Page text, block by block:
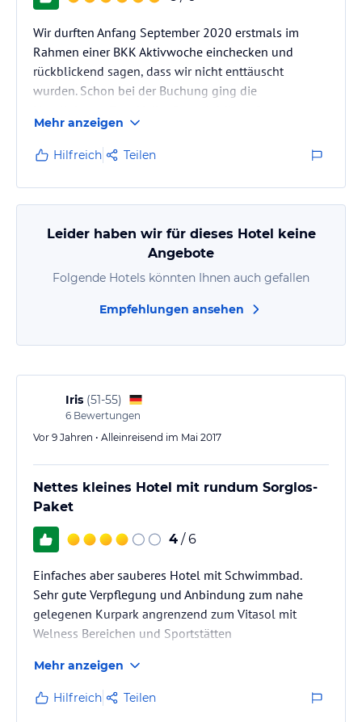
Wir durften Anfang September 2020 erstmals im
Rahmen einer BKK Aktivwoche einchecken und
rückblickend sagen, dass wir nicht enttäuscht
wurden. Schon bei der Buchung ging die
Fragen und Wünsche ein und bewies auch während
des Aufenthaltes eine souveräne Hotelführung.
Dieses Haus wird sehr gastfreundlich mit sauberen
Zimmern und einem umfangreichen Frühstücks-und
Abendbufett geführt, welches keine Wünsche offen
lässt. Wir würden jederzeit wieder bei einem
Mehr anzeigen
Hilfreich Teilen
Leider haben wir für dieses Hotel keine
Angebote
Folgende Hotels könnten Ihnen auch gefallen
Empfehlungen ansehen
Iris (51-55)
6 Bewertungen
Vor 9 Jahren • Alleinreisend im Mai 2017
Nettes kleines Hotel mit rundum Sorglos-
Paket
4 / 6
Einfaches aber sauberes Hotel mit Schwimmbad.
Sehr gute Verpflegung und Anbindung zum nahe
gelegenen Kurpark angrenzend zum Vitasol mit
Welness Bereichen und Sportstätten
Mehr anzeigen
Hilfreich Teilen